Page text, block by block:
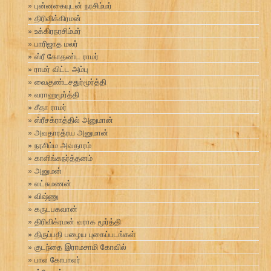
புன்னகையுடன் நரசிம்மர்
திரிவிக்கிரமன்
உக்கிரநரசிம்மர்
பாரிஜாத மலர்
ஸ்ரீ கோதண்ட ராமர்
ராமர் விட்ட அம்பு
வைகுண்டசதுர்மூர்த்தி
வராஹமூர்த்தி
சீதா ராமர்
ஸ்ரீசக்ராத்தில் அனுமான்
அவதாரத்ரய அனுமான்
நரசிம்ம அவதாரம்
காளிங்கநர்த்தனம்
அனுமன்
லட்சுமணன்
விஷ்ணு
கருடபகவான்
திரிவிக்ரமன் வராக மூர்த்தி
திருப்பதி பழைய புகைப்படங்கள்
குடந்தை இராமசாமி கோவில்
பால கோபாலர்